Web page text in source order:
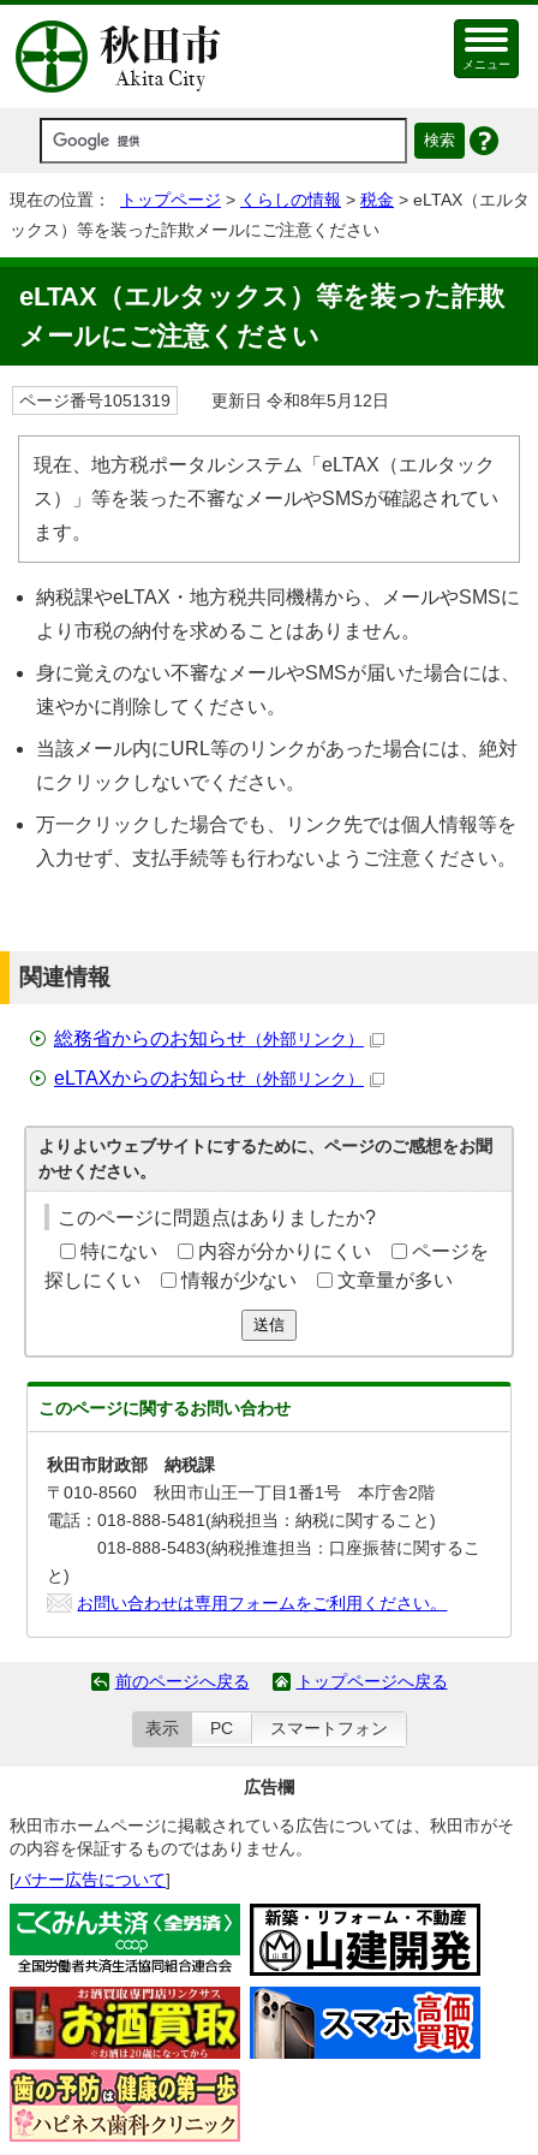
メニュー
現在の位置： トップページ > くらしの情報 > 税金 > eLTAX（エルタ
ックス）等を装った詐欺メールにご注意ください
eLTAX（エルタックス）等を装った詐欺
メールにご注意ください
ページ番号1051319 更新日 令和8年5月12日
現在、地方税ポータルシステム「eLTAX（エルタック
ス）」等を装った不審なメールやSMSが確認されてい
ます。
納税課やeLTAX・地方税共同機構から、メールやSMSに
より市税の納付を求めることはありません。
身に覚えのない不審なメールやSMSが届いた場合には、
速やかに削除してください。
当該メール内にURL等のリンクがあった場合には、絶対
にクリックしないでください。
万一クリックした場合でも、リンク先では個人情報等を
入力せず、支払手続等も行わないようご注意ください。
関連情報
総務省からのお知らせ （外部リンク）
eLTAXからのお知らせ （外部リンク）
よりよいウェブサイトにするために、ページのご感想をお聞
かせください。
このページに問題点はありましたか?
特にない
内容が分かりにくい
ページを
探しにくい
情報が少ない 文章量が多い
送信
このページに関するお問い合わせ
秋田市財政部 納税課
〒010-8560 秋田市山王一丁目1番1号 本庁舎2階
電話：018-888-5481(納税担当：納税に関すること)
018-888-5483(納税推進担当：口座振替に関するこ
と)
お問い合わせは専用フォームをご利用ください。
前のページへ戻る トップページへ戻る
表示 PC スマートフォン
広告欄
秋田市ホームページに掲載されている広告については、秋田市がそ
の内容を保証するものではありません。
[バナー広告について]